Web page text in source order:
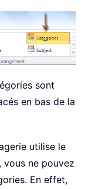
sont
en bas de la
utilise le
vous ne pouvez
En effet,